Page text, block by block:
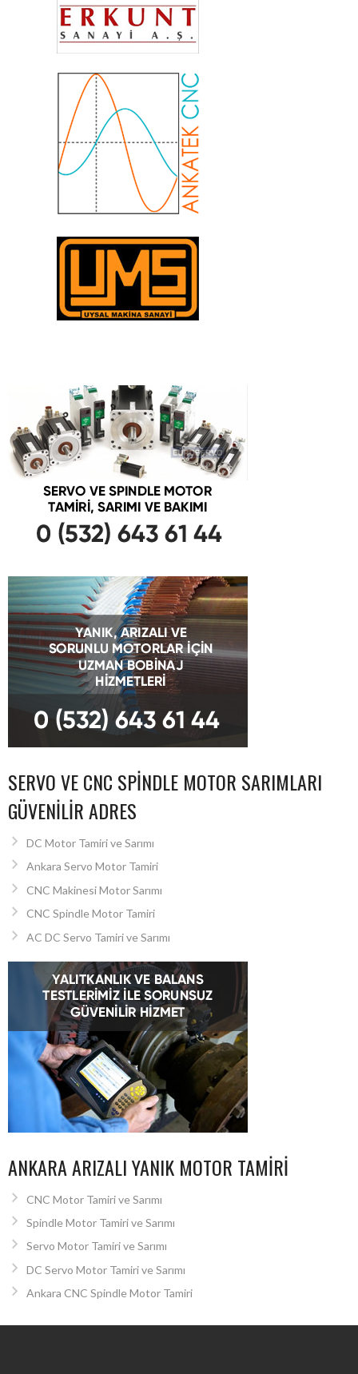
SERVO VE CNC SPINDLE MOTOR SARIMLARI
GÜVENILIR ADRES
DC Motor Tamiri ve Sarımı
Ankara Servo Motor Tamiri
CNC Makinesi Motor Sarımı
CNC Spindle Motor Tamiri
AC DC Servo Tamiri ve Sarımı
ANKARA ARIZALI YANIK MOTOR TAMIRI
CNC Motor Tamiri ve Sarımı
Spindle Motor Tamiri ve Sarımı
Servo Motor Tamiri ve Sarımı
DC Servo Motor Tamiri ve Sarımı
Ankara CNC Spindle Motor Tamiri